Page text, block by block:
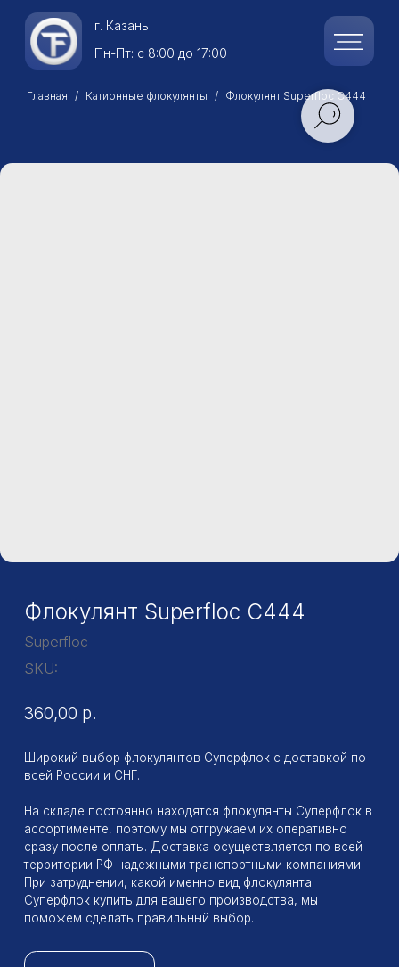
Казань
Пн-Пт: с 8:00 до 17:00
Главная Катионные флокулянты Флокулянт Superfloc C444
Широкий выбор флокулянтов Суперфлок с доставкой по
На складе постоянно находятся флокулянты Суперфлок в
ассортименте, поэтому мы отгружаем их оперативно
территории РФ надежными транспортными компаниями.
Суперфлок купить для вашего производства, мы
Фасовка: 25 кг
Форма выпуска: Порошок
Способ применения
Эффективность флокуляции
Механизм действия
Область применения
Доставка
Наша логистическая сеть охватывает всю Россию и страны СНГ,
что гарантирует оперативную доставку продукции независимо
от удаленности вашего предприятия
Отгрузка товаров проводиться в рабочие дни по вторникам
Способ применения